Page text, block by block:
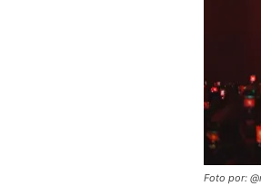
Foto por: